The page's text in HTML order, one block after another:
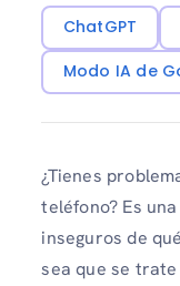
ChatGPT
Modo IA de
¿Tienes
teléfono? Es
inseguros de
sea que se